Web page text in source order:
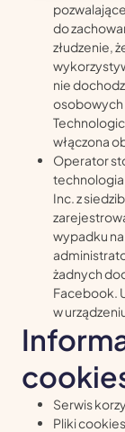
do
złudzenie,
nie
osobowych
włączona
Operator
Inc. z
wypadku
żadnych
Facebook.
w
Serwis
Pliki